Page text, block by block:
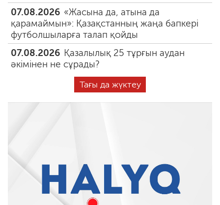
07.08.2026 «Жасына да, атына да
қарамаймын»: Қазақстанның жаңа бапкері
футболшыларға талап қойды
07.08.2026 Қазалылық 25 тұрғын аудан
әкімінен не сұрады?
Тағы да жүктеу